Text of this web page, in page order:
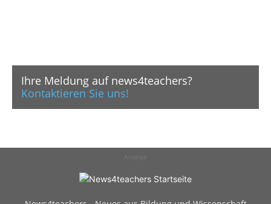
Ihre Meldung auf news4teachers?
Kontaktieren Sie uns!